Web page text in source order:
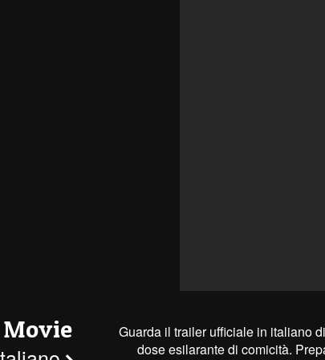
Movie
Guarda il trailer ufficiale in italiano
dose esilarante di comicità.